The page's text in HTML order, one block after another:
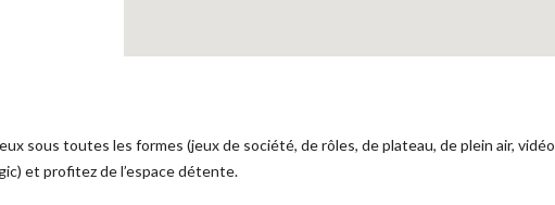
sous toutes les formes (jeux de société, de rôles, de plateau, de plein air, vidéo
et profitez de l’espace détente.